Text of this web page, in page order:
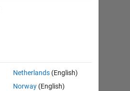
Netherlands (English)
Norway (English)